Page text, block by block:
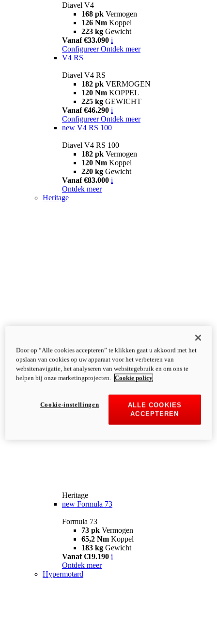
Diavel V4
168 pk Vermogen
126 Nm Koppel
223 kg Gewicht
Vanaf €33.090 i
Configureer Ontdek meer
V4 RS
Diavel V4 RS
182 pk VERMOGEN
120 Nm KOPPEL
225 kg GEWICHT
Vanaf €46.290 i
Configureer Ontdek meer
new V4 RS 100
Diavel V4 RS 100
182 pk Vermogen
120 Nm Koppel
220 kg Gewicht
Vanaf €83.000 i
Ontdek meer
Heritage
Heritage
new Formula 73
Formula 73
73 pk Vermogen
65,2 Nm Koppel
183 kg Gewicht
Vanaf €19.190 i
Ontdek meer
Hypermotard
Door op “Alle cookies accepteren” te klikken gaat u akkoord met het
opslaan van cookies op uw apparaat voor het verbeteren van
websitenavigatie, het analyseren van websitegebruik en om ons te
helpen bij onze marketingprojecten.
Cookie policy
ALLE COOKIES
ACCEPTEREN
Cookie-instellingen